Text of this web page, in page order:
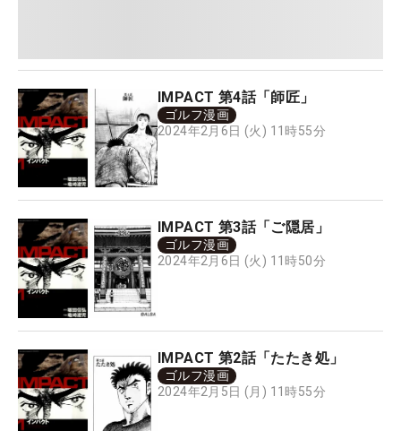
IMPACT 第4話「師匠」
ゴルフ漫画
2024年2月6日 (火) 11時55分
IMPACT 第3話「ご隠居」
ゴルフ漫画
2024年2月6日 (火) 11時50分
IMPACT 第2話「たたき処」
ゴルフ漫画
2024年2月5日 (月) 11時55分